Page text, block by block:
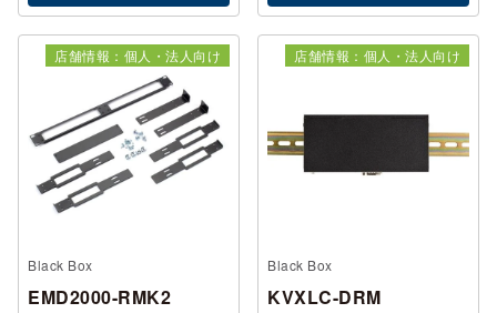
店舗情報：個人・法人向け
Black Box
EMD2000-RMK2
店舗情報：個人・法人向け
Black Box
KVXLC-DRM